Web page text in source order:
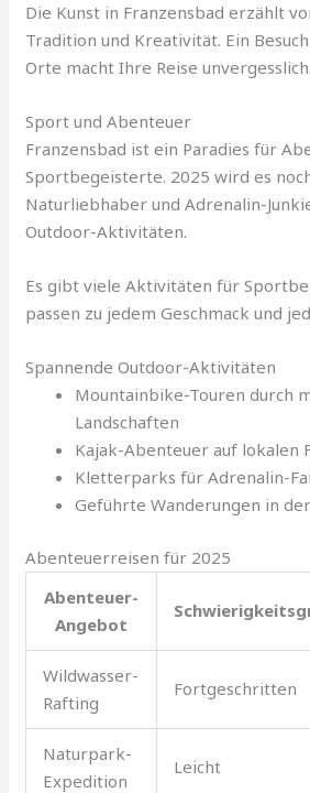
Die Kunst in Franzensbad erzählt
Tradition und Kreativität. Ein
Orte macht Ihre Reise unvergesslich.
Sport und Abenteuer
Franzensbad ist ein Paradies für
Sportbegeisterte. 2025 wird es
Naturliebhaber und Adrenalin-
Outdoor-Aktivitäten.
Es gibt viele Aktivitäten für
passen zu jedem Geschmack und
Spannende Outdoor-Aktivitäten
Mountainbike-Touren durch
Landschaften
Kajak-Abenteuer auf lokalen
Kletterparks für Adrenalin-
Geführte Wanderungen in
Abenteuerreisen für 2025
Abenteuer-
Angebot
Wildwasser-
Rafting
Fortgeschritten
Naturpark-
Expedition
Leicht